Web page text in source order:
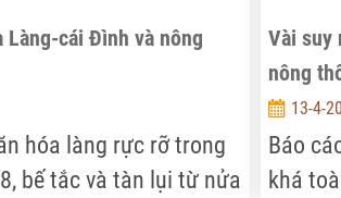
Làng-cái Đình và nông
hóa làng rực rỡ trong
bế tắc và tàn lụi từ nửa
Vài suy
nông
13-4-
Báo
khá